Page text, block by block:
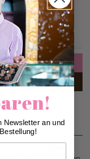
-Google
zur Kasse
Newsletter an und